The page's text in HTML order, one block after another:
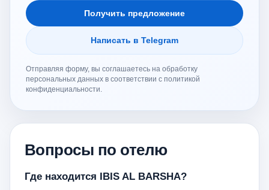
Получить предложение
Написать в Telegram
Отправляя форму, вы соглашаетесь на обработку
персональных данных в соответствии с политикой
конфиденциальности.
Вопросы по отелю
Где находится IBIS AL BARSHA?